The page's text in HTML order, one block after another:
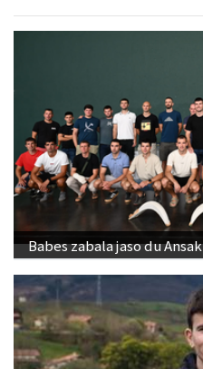
Babes zabala jaso du Ansak